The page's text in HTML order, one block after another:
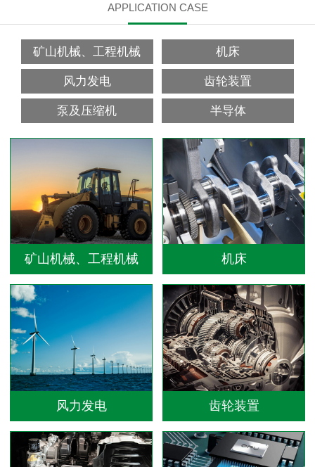
APPLICATION CASE
矿山机械、工程机械 机床
风力发电 齿轮装置
泵及压缩机 半导体
矿山机械、工程机械 机床
风力发电 齿轮装置